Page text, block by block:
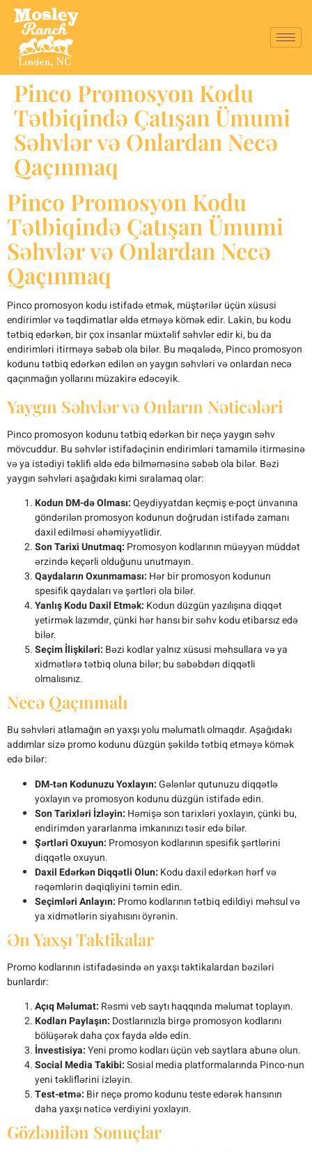
Pinco Promosyon Kodu
Tətbiqində Çatışan Ümumi
Səhvlər və Onlardan Necə
Qaçınmaq
Pinco Promosyon Kodu
Tətbiqində Çatışan Ümumi
Səhvlər və Onlardan Necə
Qaçınmaq
Pinco promosyon kodu istifadə etmək, müştərilər üçün xüsusi
endirimlər və təqdimatlar əldə etməyə kömək edir. Lakin, bu kodu
tətbiq edərkən, bir çox insanlar müxtəlif səhvlər edir ki, bu da
endirimləri itirməyə səbəb ola bilər. Bu məqalədə, Pinco promosyon
kodunu tətbiq edərkən edilən ən yaygın səhvləri və onlardan necə
qaçınmağın yollarını müzakirə edəcəyik.
Yaygın Səhvlər və Onların Nəticələri
Pinco promosyon kodunu tətbiq edərkən bir neçə yaygın səhv
mövcuddur. Bu səhvlər istifadəçinin endirimləri tamamilə itirməsinə
və ya istədiyi təklifi əldə edə bilməməsinə səbəb ola bilər. Bəzi
yaygın səhvləri aşağıdakı kimi sıralamaq olar:
Kodun DM-də Olması:Qeydiyyatdan keçmiş e-poçt ünvanına
göndərilən promosyon kodunun doğrudan istifadə zamanı
daxil edilməsi əhəmiyyətlidir.
Son Tarixi Unutmaq: Promosyon kodlarının müəyyən müddət
ərzində keçərli olduğunu unutmayın.
Qaydaların Oxunmaması: Hər bir promosyon kodunun
spesifik qaydaları və şərtləri ola bilər.
Yanlış Kodu Daxil Etmək: Kodun düzgün yazılışına diqqət
yetirmək lazımdır, çünki hər hansı bir səhv kodu etibarsız edə
bilər.
Seçim İlişkiləri: Bəzi kodlar yalnız xüsusi məhsullara və ya
xidmətlərə tətbiq oluna bilər; bu səbəbdən diqqətli
olmalısınız.
Necə Qaçınmalı
Bu səhvləri atlamağın ən yaxşı yolu məlumatlı olmaqdır. Aşağıdakı
addımlar sizə promo kodunu düzgün şəkildə tətbiq etməyə kömək
edə bilər:
DM-tən Kodunuzu Yoxlayın:Gələnlər qutunuzu diqqətlə
yoxlayın və promosyon kodunu düzgün istifadə edin.
Son Tarixləri İzləyin: Həmişə son tarixləri yoxlayın, çünki bu,
endirimdən yararlanma imkanınızı təsir edə bilər.
Şərtləri Oxuyun: Promosyon kodlarının spesifik şərtlərini
diqqətlə oxuyun.
Daxil Edərkən Diqqətli Olun: Kodu daxil edərkən hərf və
rəqəmlərin dəqiqliyini təmin edin.
Seçimləri Anlayın: Promo kodlarının tətbiq edildiyi məhsul və
ya xidmətlərin siyahısını öyrənin.
Ən Yaxşı Taktikalar
Promo kodlarının istifadəsində ən yaxşı taktikalardan bəziləri
bunlardır:
Açıq Məlumat: Rəsmi veb saytı haqqında məlumat toplayın.
Kodları Paylaşın: Dostlarınızla birgə promosyon kodlarını
bölüşərək daha çox fayda əldə edin.
İnvestisiya:Yeni promo kodları üçün veb saytlara abunə olun.
Social Media Takibi:Sosial media platformalarında Pinco-nun
yeni təkliflərini izləyin.
Test-etmə: Bir neçə promo kodunu teste edərək hansının
daha yaxşı nəticə verdiyini yoxlayın.
Gözlənilən Sonuçlar